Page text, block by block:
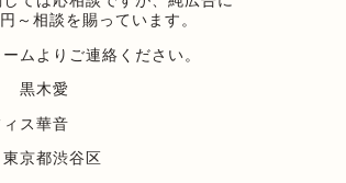
～相談を賜っています。
ム よりご連絡ください。
黒木愛
ィス華音
東京都渋谷区